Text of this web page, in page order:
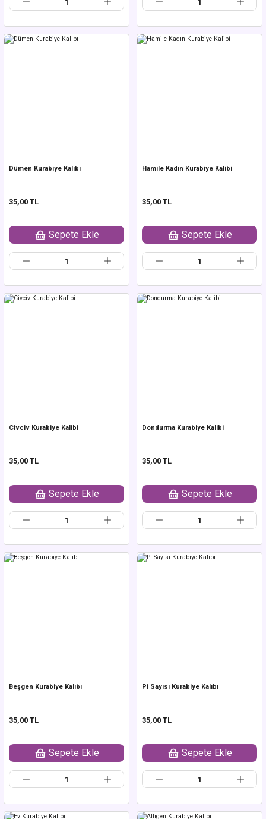
Dümen Kurabiye Kalıbı
35,00 TL
Sepete Ekle
Hamile Kadın Kurabiye Kalibi
35,00 TL
Sepete Ekle
Civciv Kurabiye Kalibi
35,00 TL
Sepete Ekle
Dondurma Kurabiye Kalibi
35,00 TL
Sepete Ekle
Beşgen Kurabiye Kalıbı
35,00 TL
Sepete Ekle
Pi Sayısı Kurabiye Kalıbı
35,00 TL
Sepete Ekle